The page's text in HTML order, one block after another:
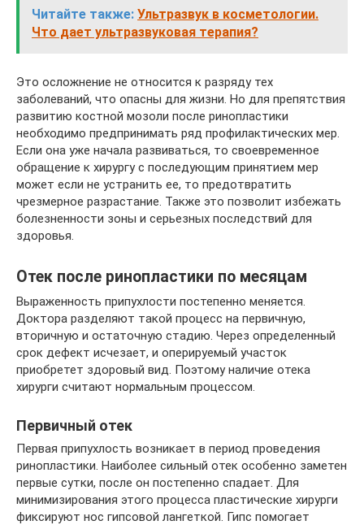
Читайте также: Ультразвук в косметологии.
Что дает ультразвуковая терапия?
Это осложнение не относится к разряду тех
заболеваний, что опасны для жизни. Но для препятствия
развитию костной мозоли после ринопластики
необходимо предпринимать ряд профилактических мер.
Если она уже начала развиваться, то своевременное
обращение к хирургу с последующим принятием мер
может если не устранить ее, то предотвратить
чрезмерное разрастание. Также это позволит избежать
болезненности зоны и серьезных последствий для
здоровья.
Отек после ринопластики по месяцам
Выраженность припухлости постепенно меняется.
Доктора разделяют такой процесс на первичную,
вторичную и остаточную стадию. Через определенный
срок дефект исчезает, и оперируемый участок
приобретет здоровый вид. Поэтому наличие отека
хирурги считают нормальным процессом.
Первичный отек
Первая припухлость возникает в период проведения
ринопластики. Наиболее сильный отек особенно заметен
первые сутки, после он постепенно спадает. Для
минимизирования этого процесса пластические хирурги
фиксируют нос гипсовой лангеткой. Гипс помогает